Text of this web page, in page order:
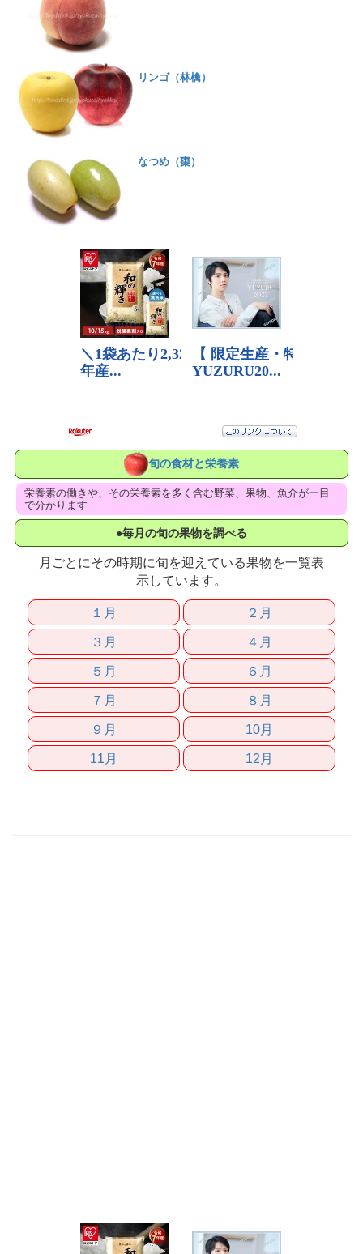
リンゴ（林檎）
なつめ（棗）
旬の食材と栄養素
栄養素の働きや、その栄養素を多く含む野菜、果物、魚介が一目
で分かります
●毎月の旬の果物を調べる
月ごとにその時期に旬を迎えている果物を一覧表
示しています。
１月
２月
３月
４月
５月
６月
７月
８月
９月
10月
11月
12月